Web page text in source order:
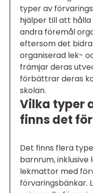
typer av
hjälper till att
andra föremål
eftersom det
organiserad lek-
främjar deras
förbättrar deras
skolan.
Vilka typer
finns det
Det finns flera
barnrum, inklusive
lekmattor med
förvaringsbänkar.